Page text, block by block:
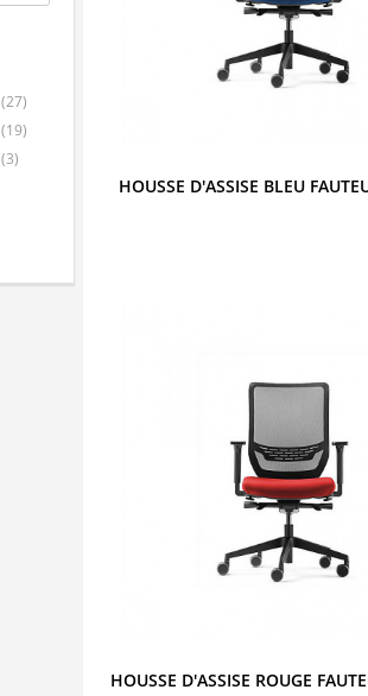
(27)
(19)
(3)
HOUSSE D'ASSISE BLEU
HOUSSE D'ASSISE ROUGE